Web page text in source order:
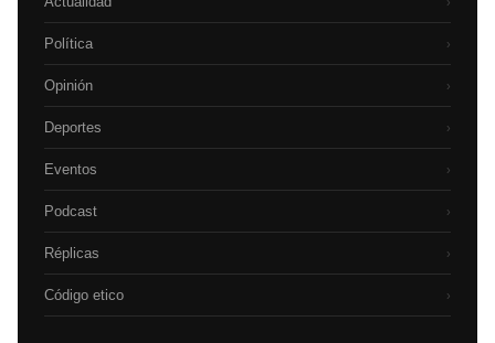
Política ›
Opinión ›
Deportes ›
Eventos ›
Podcast ›
Réplicas ›
Código etico ›